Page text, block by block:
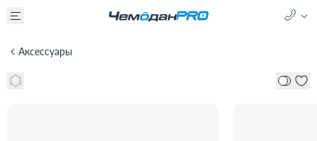
Аксессуары